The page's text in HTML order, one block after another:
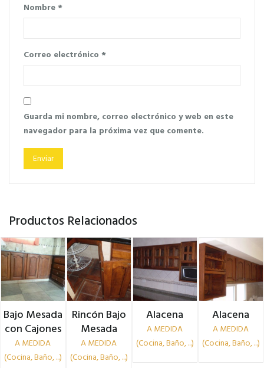
Nombre*
Correo electrónico *
Guarda mi nombre, correo electrónico y web en este
navegador para la próxima vez que comente.
Productos Relacionados
Bajo Mesada
con Cajones
A MEDIDA
(Cocina, Baño, ...)
Rincón Bajo
Mesada
A MEDIDA
(Cocina, Baño, ...)
Alacena
A MEDIDA
(Cocina, Baño, ...)
Alacena
A MEDIDA
(Cocina, Baño, ...)